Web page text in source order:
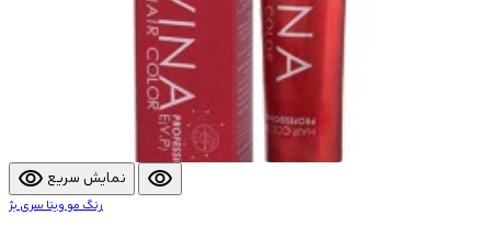
visibility نمایش سریع visibility
رنگ مو وینا سری بژ